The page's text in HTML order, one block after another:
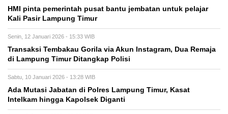
HMI pinta pemerintah pusat bantu jembatan untuk pelajar
Kali Pasir Lampung Timur
Senin, 12 Januari 2026 - 15:33 WIB
Transaksi Tembakau Gorila via Akun Instagram, Dua Remaja
di Lampung Timur Ditangkap Polisi
Sabtu, 10 Januari 2026 - 13:28 WIB
Ada Mutasi Jabatan di Polres Lampung Timur, Kasat
Intelkam hingga Kapolsek Diganti